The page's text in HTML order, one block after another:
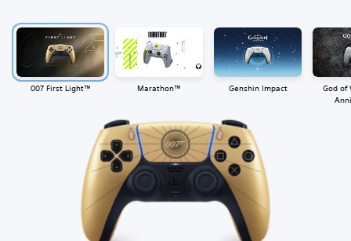
‎007 First Light™ Marathon™ Genshin Impact
God of